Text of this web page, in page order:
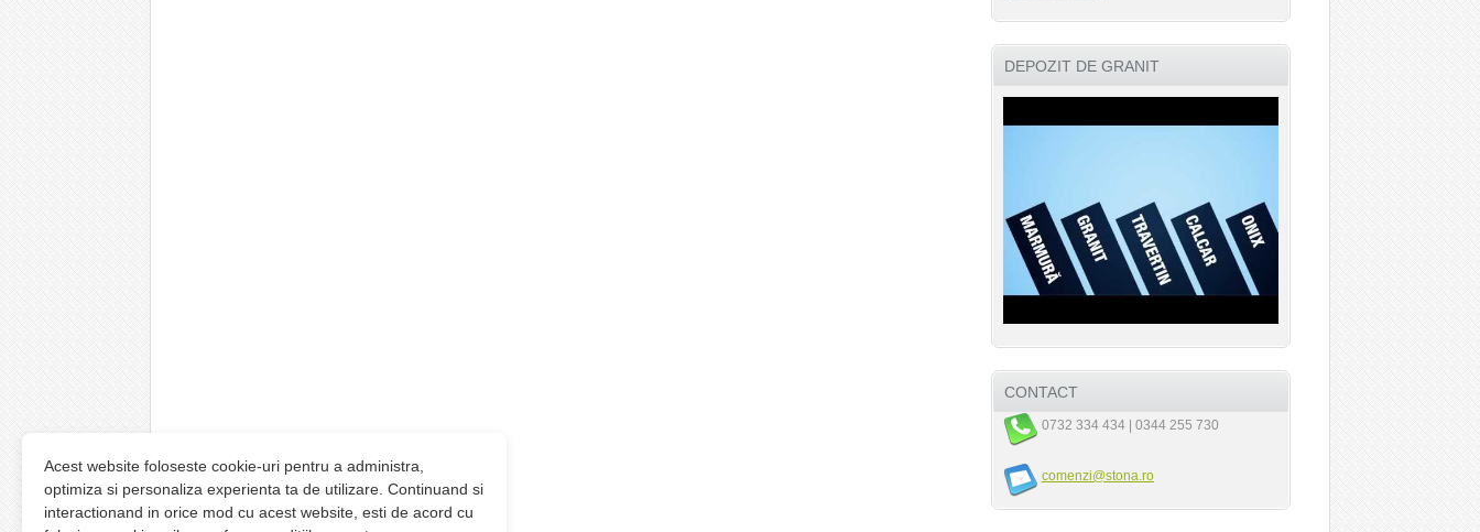
Acest website foloseste cookie-uri pentru a administra,
optimiza si personaliza experienta ta de utilizare. Continuand si
interactionand in orice mod cu acest website, esti de acord cu
DEPOZIT DE GRANIT
CONTACT
0732 334 434 | 0344 255 730
comenzi@stona.ro